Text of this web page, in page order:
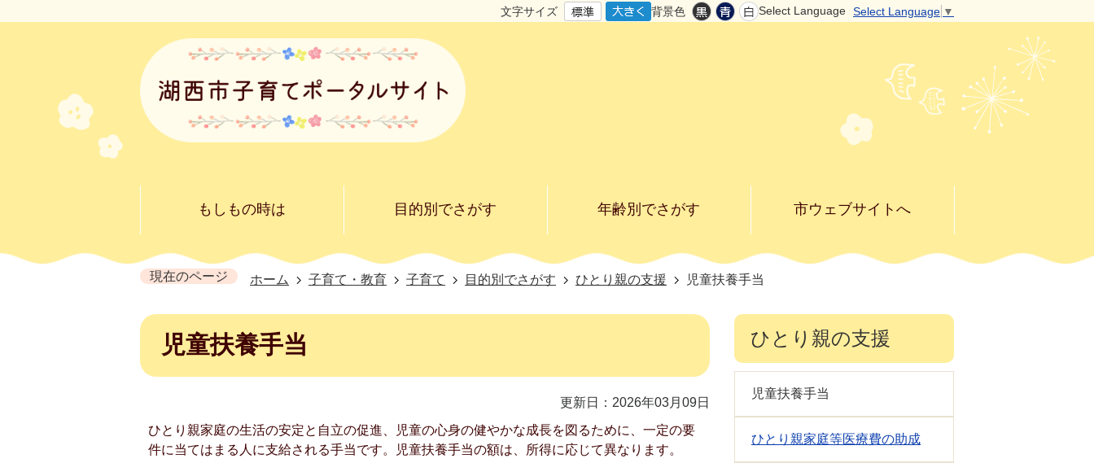
文字サイズ 背景色 Select Language Select Language ▼
もしもの時は 目的別でさがす 年齢別でさがす 市ウェブサイトへ
現在のページ ホーム 子育て・教育 子育て 目的別でさがす ひとり親の支援 児童扶養手当
児童扶養手当
更新日：2026年03月09日
ひとり親家庭の生活の安定と自立の促進、児童の心身の健やかな成長を図るために、一定の要
件に当てはまる人に支給される手当です。児童扶養手当の額は、所得に応じて異なります。
ひとり親の支援
児童扶養手当
ひとり親家庭等医療費の助成